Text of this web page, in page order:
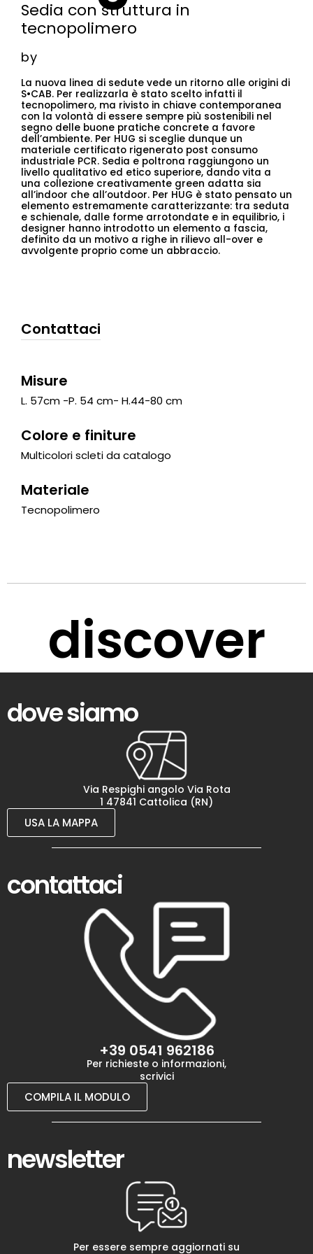
Sedia con struttura in
tecnopolimero
by
La nuova linea di sedute vede un ritorno alle origini di
S•CAB. Per realizzarla è stato scelto infatti il
tecnopolimero, ma rivisto in chiave contemporanea
con la volontà di essere sempre più sostenibili nel
segno delle buone pratiche concrete a favore
dell’ambiente. Per HUG si sceglie dunque un
materiale certificato rigenerato post consumo
industriale PCR. Sedia e poltrona raggiungono un
livello qualitativo ed etico superiore, dando vita a
una collezione creativamente green adatta sia
all’indoor che all’outdoor. Per HUG è stato pensato un
elemento estremamente caratterizzante: tra seduta
e schienale, dalle forme arrotondate e in equilibrio, i
designer hanno introdotto un elemento a fascia,
definito da un motivo a righe in rilievo all-over e
avvolgente proprio come un abbraccio.
Contattaci
Misure
L. 57cm -P. 54 cm- H.44-80 cm
Colore e finiture
Multicolori scleti da catalogo
Materiale
Tecnopolimero
discover
dove siamo
Via Respighi angolo Via Rota
1 47841 Cattolica (RN)
USA LA MAPPA
contattaci
+39 0541 962186
Per richieste o informazioni,
scrivici
COMPILA IL MODULO
newsletter
Per essere sempre aggiornati su